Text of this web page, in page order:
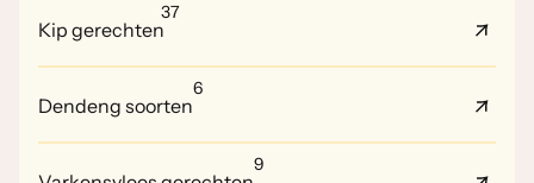
Kip gerechten
37
Dendeng soorten
6
9